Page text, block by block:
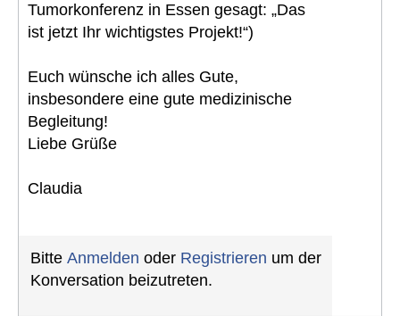
Tumorkonferenz in Essen gesagt: „Das
ist jetzt Ihr wichtigstes Projekt!“)
Euch wünsche ich alles Gute,
insbesondere eine gute medizinische
Begleitung!
Liebe Grüße
Claudia
Bitte Anmelden oder Registrieren um der
Konversation beizutreten.